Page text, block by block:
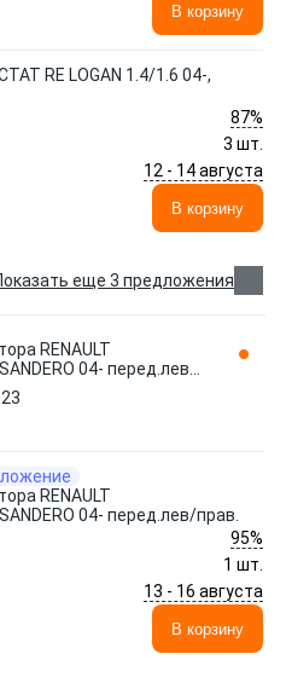
В корзину
RE LOGAN 1.4/1.6 04-,
87%
3 шт.
12 - 14 августа
В корзину
еще 3 предложения
RENAULT
04- перед.лев/
RENAULT
04- перед.лев/прав.
95%
1 шт.
13 - 16 августа
В корзину